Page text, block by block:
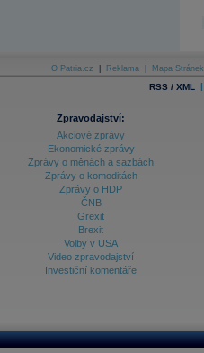
O Patria.cz Reklama Mapa Stránek
RSS / XML |
Zpravodajství:
Akciové zprávy
Ekonomické zprávy
Zprávy o měnách a sazbách
Zprávy o komoditách
Zprávy o HDP
ČNB
Grexit
Brexit
Volby v USA
Video zpravodajství
Investiční komentáře